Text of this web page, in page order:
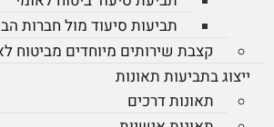
תביעות סיעוד מול חברות
קצבת שירותים מיוחדים מביטוח
ייצוג בתביעות תאונות
תאונות דרכים